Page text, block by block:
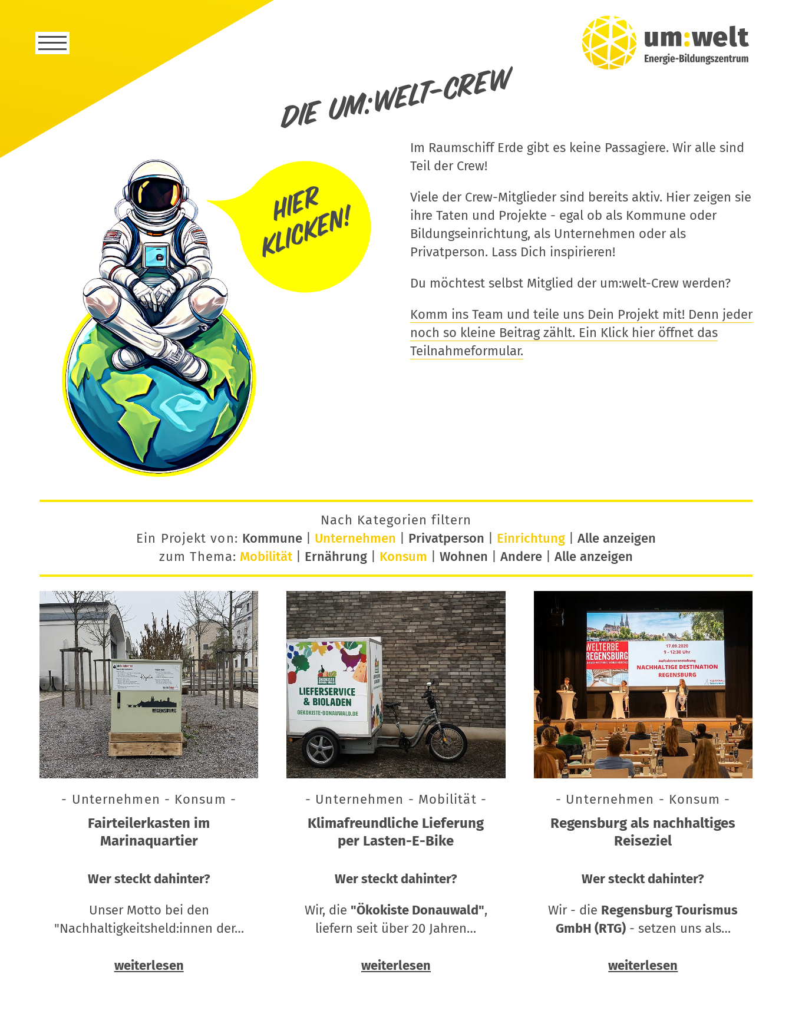
Die um:welt-Crew
Im Raumschiff Erde gibt es keine Passagiere. Wir alle sind
Teil der Crew!
Viele der Crew-Mitglieder sind bereits aktiv. Hier zeigen sie
ihre Taten und Projekte - egal ob als Kommune oder
Bildungseinrichtung, als Unternehmen oder als
Privatperson. Lass Dich inspirieren!
Du möchtest selbst Mitglied der um:welt-Crew werden?
Komm ins Team und teile uns Dein Projekt mit! Denn jeder
noch so kleine Beitrag zählt. Ein Klick hier öffnet das
Teilnahmeformular.
Nach Kategorien filtern
Ein Projekt von: Kommune| Unternehmen Privatperson Einrichtung| Alle anzeigen
zum Thema: Mobilität Ernährung Konsum Wohnen Andere Alle anzeigen
- Unternehmen - Konsum -
Fairteilerkasten im
Marinaquartier
Wer steckt dahinter?
Unser Motto bei den
"Nachhaltigkeitsheld:innen der…
weiterlesen
- Unternehmen - Mobilität -
Klimafreundliche Lieferung
per Lasten-E-Bike
Wer steckt dahinter?
Wir, die "Ökokiste Donauwald",
liefern seit über 20 Jahren…
weiterlesen
- Unternehmen - Konsum -
Regensburg als nachhaltiges
Reiseziel
Wer steckt dahinter?
Wir - die Regensburg Tourismus
GmbH (RTG)- setzen uns als…
weiterlesen